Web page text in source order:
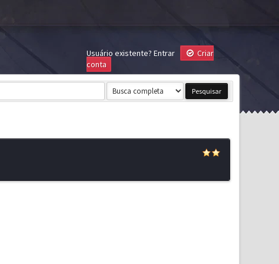
Usuário existente? Entrar
Criar
conta